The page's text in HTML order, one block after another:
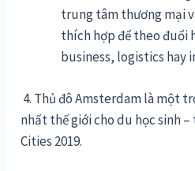
trung tâm thương mại
thích hợp để theo đuổi
business, logistics hay
4. Thủ đô Amsterdam là một
nhất thế giới cho du học sinh–
Cities 2019.